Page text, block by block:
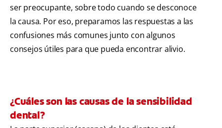
ser preocupante, sobre todo cuando se desconoce
la causa. Por eso, preparamos las respuestas a las
confusiones más comunes junto con algunos
consejos útiles para que pueda encontrar alivio.
¿Cuáles son las causas de la sensibilidad
dental?